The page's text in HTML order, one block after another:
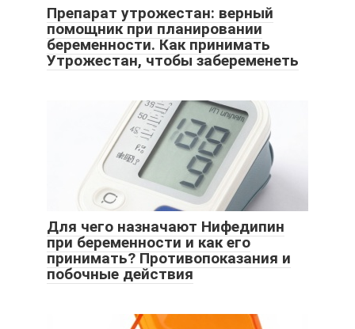
Препарат утрожестан: верный
помощник при планировании
беременности. Как принимать
Утрожестан, чтобы забеременеть
Для чего назначают Нифедипин
при беременности и как его
принимать? Противопоказания и
побочные действия